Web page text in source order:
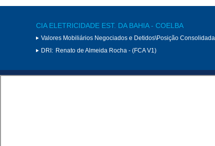
CIA ELETRICIDADE EST. DA BAHIA - COELBA
Valores Mobiliários Negociados e Detidos\Posição Consolidada
DRI: Renato de Almeida Rocha - (FCA V1)